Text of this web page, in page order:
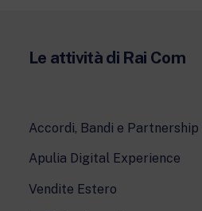
Le attività di Rai Com
Accordi, Bandi e Partnership
Apulia Digital Experience
Vendite Estero